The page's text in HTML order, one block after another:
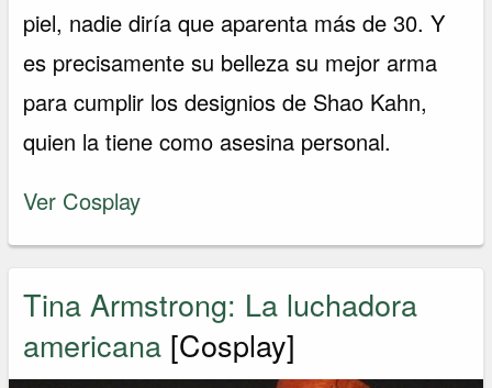
piel, nadie diría que aparenta más de 30. Y
es precisamente su belleza su mejor arma
para cumplir los designios de Shao Kahn,
quien la tiene como asesina personal.
Ver Cosplay
Tina Armstrong: La luchadora
americana [Cosplay]